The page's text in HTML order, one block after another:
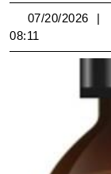
07/20/2026
08:11